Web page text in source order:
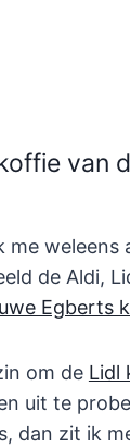
van
me weleens
de Aldi,
Egberts
om de Lidl
uit te
dan zit ik